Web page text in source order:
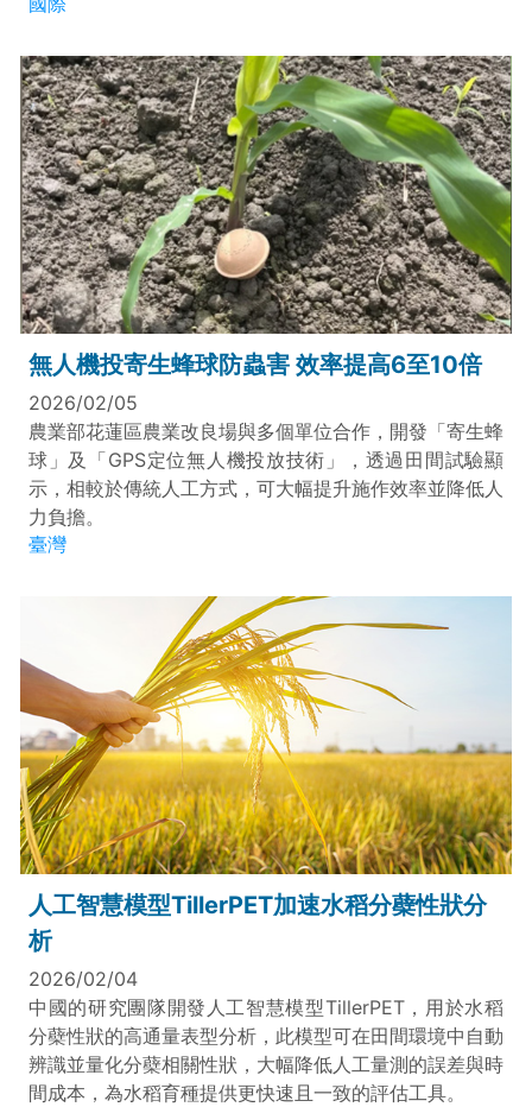
無人機投寄生蜂球防蟲害 效率提高6至10倍
2026/02/05
農業部花蓮區農業改良場與多個單位合作，開發「寄生蜂
球」及「GPS定位無人機投放技術」，透過田間試驗顯
示，相較於傳統人工方式，可大幅提升施作效率並降低人
力負擔。
臺灣
人工智慧模型TillerPET加速水稻分蘗性狀分
析
2026/02/04
中國的研究團隊開發人工智慧模型TillerPET，用於水稻
分蘗性狀的高通量表型分析，此模型可在田間環境中自動
辨識並量化分蘗相關性狀，大幅降低人工量測的誤差與時
間成本，為水稻育種提供更快速且一致的評估工具。